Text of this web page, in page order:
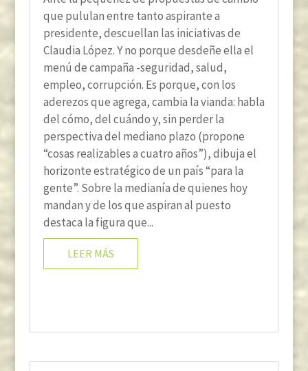
que pululan entre tanto aspirante a
presidente, descuellan las iniciativas de
Claudia López. Y no porque desdeñe ella el
menú de campaña -seguridad, salud,
empleo, corrupción. Es porque, con los
aderezos que agrega, cambia la vianda: habla
del cómo, del cuándo y, sin perder la
perspectiva del mediano plazo (propone
“cosas realizables a cuatro años”), dibuja el
horizonte estratégico de un país “para la
gente”. Sobre la medianía de quienes hoy
mandan y de los que aspiran al puesto
destaca la figura que...
LEER MÁS